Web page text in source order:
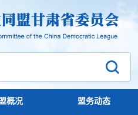
概况 盟务动态